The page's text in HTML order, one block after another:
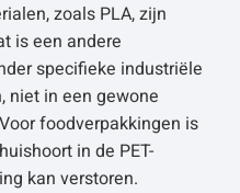
zoals PLA, zijn
is een andere
specifieke industriële
niet in een gewone
foodverpakkingen is
in de PET-
kan verstoren.